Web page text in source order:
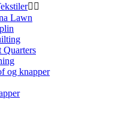
 
Lawn
Quarters
og knapper